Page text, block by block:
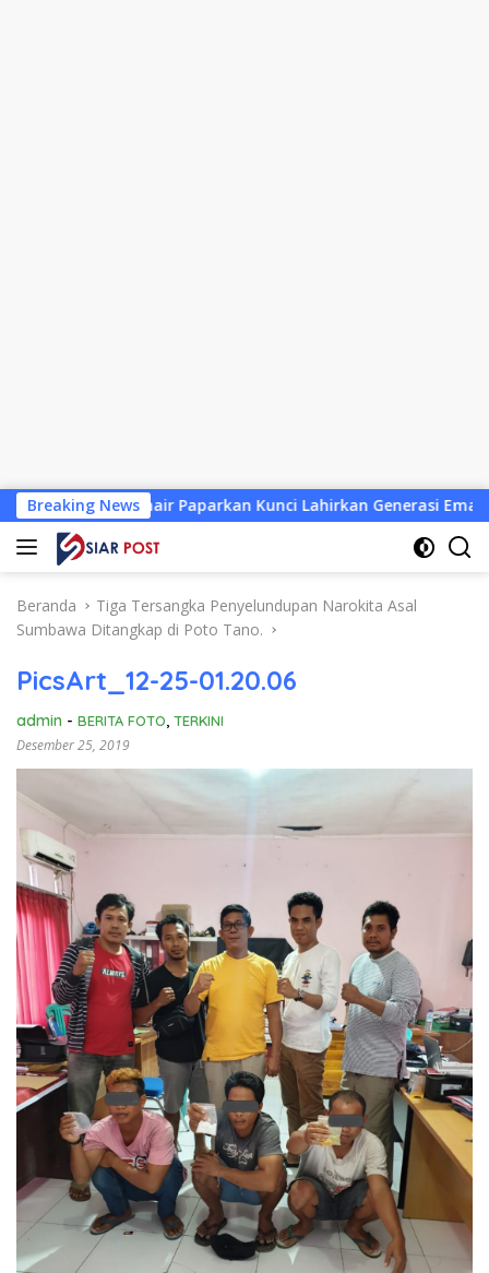
Langsung
ke
konten
Breaking News
Paparkan Kunci Lahirkan Generasi Emas 2045
Beranda
Tiga Tersangka Penyelundupan Narokita Asal
Sumbawa Ditangkap di Poto Tano.
PicsArt_12-25-01.20.06
admin - BERITA FOTO, TERKINI
Desember 25, 2019